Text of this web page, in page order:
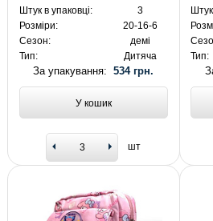
Штук в упаковці:
3
Розміри:
20-16-6
Сезон:
демі
Тип:
Дитяча
За упакування:534 грн.
У кошик
шт
Тип: